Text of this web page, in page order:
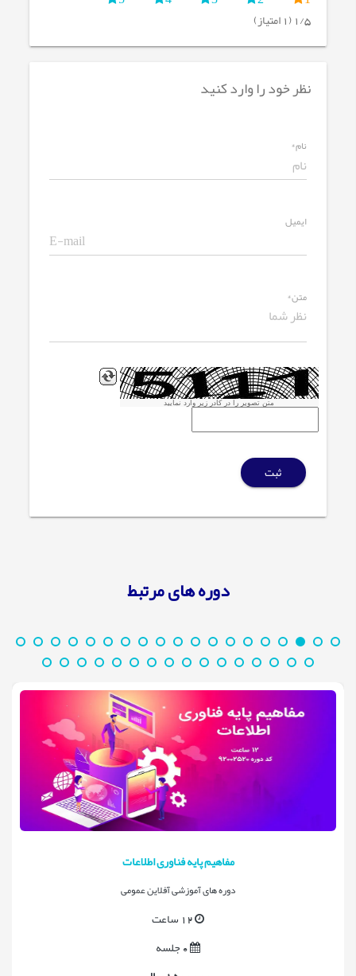
1/5 (1 امتیاز)
نظر خود را وارد کنید
نام*
ایمیل
متن*
متن تصویر را در کادر زیر وارد نمایید
ثبت
دوره های مرتبط
مفاهیم پایه فناوری اطلاعات
دوره های آموزشی آفلاین عمومی